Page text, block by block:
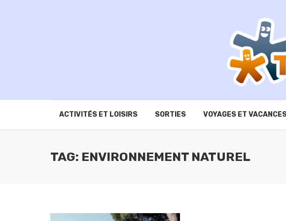
ACTIVITÉS ET LOISIRS SORTIES VOYAGES ET
TAG: ENVIRONNEMENT NATUREL